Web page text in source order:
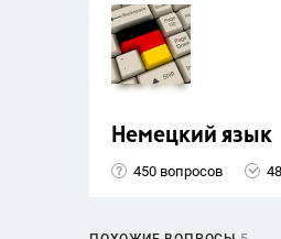
Немецкий язык
450 вопросов